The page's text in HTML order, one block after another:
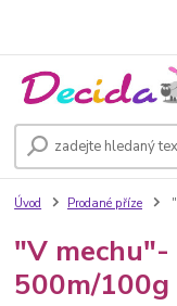
Úvod Prodané příze
"V mechu"-
500m/100g